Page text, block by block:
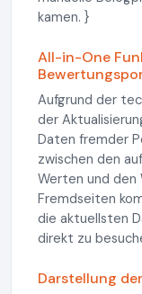
kamen. }
All-in-One
Aufgrund der
der
Daten fremder
zwischen den
Werten und den
Fremdseiten
die aktuellsten
direkt zu
Darstellung